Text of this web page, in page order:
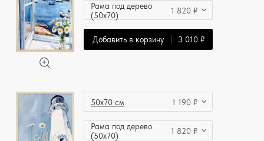
Рама под дерево
(50x70)
1 820 ₽
Добавить в корзину 3 010 ₽
50x70 см 1 190 ₽
Рама под дерево
(50x70)
1 820 ₽